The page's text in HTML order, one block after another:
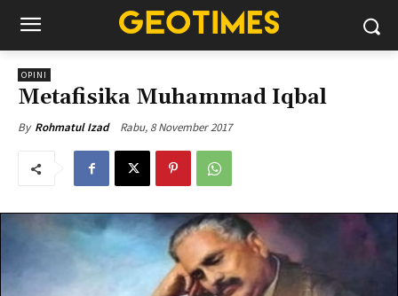
OPINI
Metafisika Muhammad Iqbal
By Rohmatul Izad Rabu, 8 November 2017